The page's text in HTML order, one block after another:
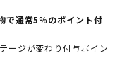
で通常5％のポイント付
ージが変わり付与ポイン